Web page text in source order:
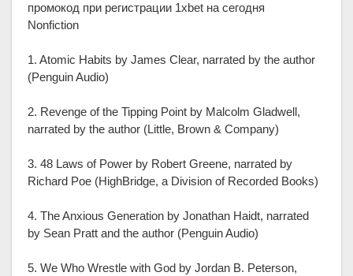
промокод при регистрации 1xbet на сегодня
Nonfiction
1. Atomic Habits by James Clear, narrated by the author
(Penguin Audio)
2. Revenge of the Tipping Point by Malcolm Gladwell,
narrated by the author (Little, Brown & Company)
3. 48 Laws of Power by Robert Greene, narrated by
Richard Poe (HighBridge, a Division of Recorded Books)
4. The Anxious Generation by Jonathan Haidt, narrated
by Sean Pratt and the author (Penguin Audio)
5. We Who Wrestle with God by Jordan B. Peterson,